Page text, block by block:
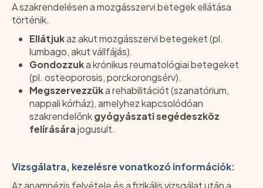
A szakrendelésen a mozgásszervi betegek ellátása
történik.
Ellátjukaz akut mozgásszervi betegeket (pl.
lumbago, akut vállfájás).
Gondozzuka krónikus reumatológiai betegeket
(pl. osteoporosis, porckorongsérv).
Megszervezzüka rehabilitációt (szanatórium,
nappali kórház), amelyhez kapcsolódóan
szakrendelőnkgyógyászati segédeszköz
felírásárajogusult.
Vizsgálatra, kezelésre vonatkozó információk:
Az anamnézis felvétele és a fizikális vizsgálat után a